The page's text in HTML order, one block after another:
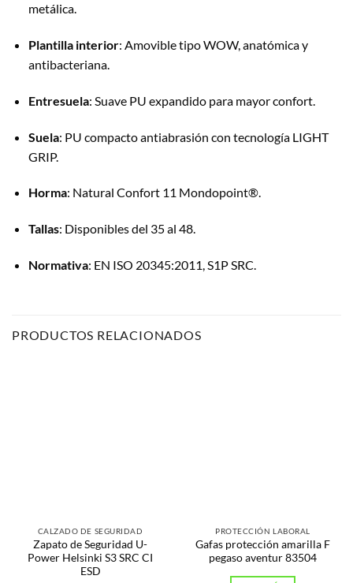
metálica.
Plantilla interior: Amovible tipo WOW, anatómica y
antibacteriana.
Entresuela: Suave PU expandido para mayor confort.
Suela: PU compacto antiabrasión con tecnología LIGHT
GRIP.
Horma: Natural Confort 11 Mondopoint®.
Tallas: Disponibles del 35 al 48.
Normativa: EN ISO 20345:2011, S1P SRC.
PRODUCTOS RELACIONADOS
CALZADO DE SEGURIDAD
Zapato de Seguridad U-
Power Helsinki S3 SRC CI
ESD
PROTECCIÓN LABORAL
Gafas protección amarilla F
pegaso aventur 83504